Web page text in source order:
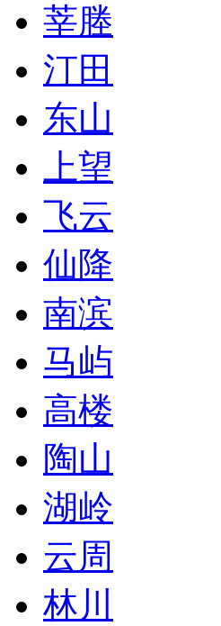
莘塍
汀田
东山
上望
飞云
仙降
南滨
马屿
高楼
陶山
湖岭
云周
林川